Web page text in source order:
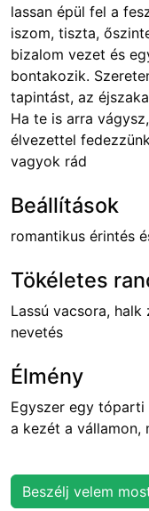
lassan épül fel a
iszom, tiszta,
bizalom vezet és
bontakozik.
tapintást, az
Ha te is arra
élvezettel
vagyok rád
Beállítások
romantikus érintés
Tökéletes
Lassú vacsora,
nevetés
Élmény
Egyszer egy
a kezét a vállamon,
Beszélj velem